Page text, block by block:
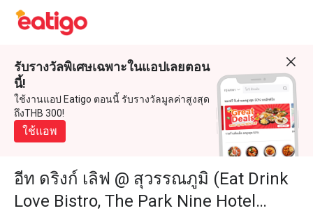
รับรางวัลพิเศษเฉพาะในแอปเลยตอน
นี้!
ใช้งานแอป Eatigo ตอนนี้ รับรางวัลมูลค่าสูงสุด
ถึงTHB 300!
ใช้แอพ
อีท ดริงก์ เลิฟ @ สุวรรณภูมิ (Eat Drink
Love Bistro, The Park Nine Hotel